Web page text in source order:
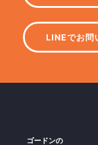
LINEでお問
ゴードンの